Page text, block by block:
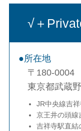
√＋
所在地
〒180-0004
東京都武蔵
JR中央線吉
京王井の頭線
吉祥寺駅直結